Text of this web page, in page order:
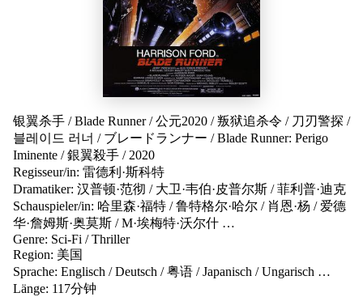
银翼杀手 /Blade Runner/公元2020 /叛狱追杀令 / 刀刃警探 /
블레이드 러너 / ブレードランナー /Blade Runner: Perigo
Iminente /銀翼殺手 / 2020
Regisseur/in: 雷德利·斯科特
Dramatiker: 汉普顿·范彻 / 大卫·韦伯·皮普尔斯 /菲利普·迪克
Schauspieler/in: 哈里森·福特 /鲁特格尔·哈尔 / 肖恩·杨 / 爱德
华·詹姆斯·奥莫斯 /M·埃梅特·沃尔什 …
Genre: Sci-Fi /Thriller
Region: 美国
Sprache: Englisch /Deutsch /粤语 /Japanisch /Ungarisch …
Länge: 117分钟